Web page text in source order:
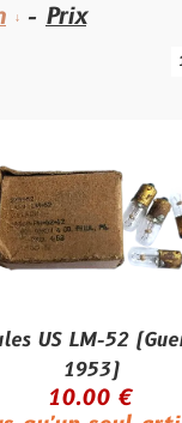
- Prix
US LM-52
1953)
10.00 €